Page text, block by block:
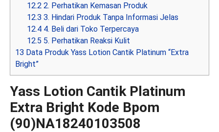
12.2 2. Perhatikan Kemasan Produk
12.3 3. Hindari Produk Tanpa Informasi Jelas
12.4 4. Beli dari Toko Terpercaya
12.5 5. Perhatikan Reaksi Kulit
13 Data Produk Yass Lotion Cantik Platinum “Extra
Bright”
Yass Lotion Cantik Platinum
Extra Bright Kode Bpom
(90)NA18240103508